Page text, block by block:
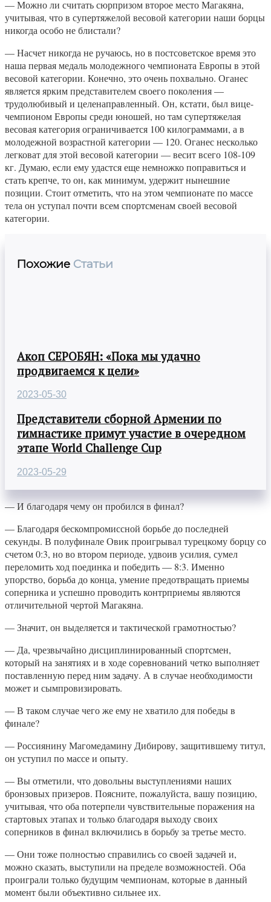
— Можно ли считать сюрпризом второе место Магакяна,
учитывая, что в супертяжелой весовой категории наши борцы
никогда особо не блистали?
— Насчет никогда не ручаюсь, но в постсоветское время это
наша первая медаль молодежного чемпионата Европы в этой
весовой категории. Конечно, это очень похвально. Оганес
является ярким представителем своего поколения —
трудолюбивый и целенаправленный. Он, кстати, был вице-
чемпионом Европы среди юношей, но там супертяжелая
весовая категория ограничивается 100 килограммами, а в
молодежной возрастной категории — 120. Оганес несколько
легковат для этой весовой категории — весит всего 108-109
кг. Думаю, если ему удастся еще немножко поправиться и
стать крепче, то он, как минимум, удержит нынешние
позиции. Стоит отметить, что на этом чемпионате по массе
тела он уступал почти всем спортсменам своей весовой
категории.
Похожие Статьи
Акоп СЕРОБЯН: «Пока мы удачно
продвигаемся к цели»
2023-05-30
Представители сборной Армении по
гимнастике примут участие в очередном
этапе World Challenge Cup
2023-05-29
— И благодаря чему он пробился в финал?
— Благодаря бескомпромиссной борьбе до последней
секунды. В полуфинале Овик проигрывал турецкому борцу со
счетом 0:3, но во втором периоде, удвоив усилия, сумел
переломить ход поединка и победить — 8:3. Именно
упорство, борьба до конца, умение предотвращать приемы
соперника и успешно проводить контрприемы являются
отличительной чертой Магакяна.
— Значит, он выделяется и тактической грамотностью?
— Да, чрезвычайно дисциплинированный спортсмен,
который на занятиях и в ходе соревнований четко выполняет
поставленную перед ним задачу. А в случае необходимости
может и сымпровизировать.
— В таком случае чего же ему не хватило для победы в
финале?
— Россиянину Магомедамину Дибирову, защитившему титул,
он уступил по массе и опыту.
— Вы отметили, что довольны выступлениями наших
бронзовых призеров. Поясните, пожалуйста, вашу позицию,
учитывая, что оба потерпели чувствительные поражения на
стартовых этапах и только благодаря выходу своих
соперников в финал включились в борьбу за третье место.
— Они тоже полностью справились со своей задачей и,
можно сказать, выступили на пределе возможностей. Оба
проиграли только будущим чемпионам, которые в данный
момент были объективно сильнее их.